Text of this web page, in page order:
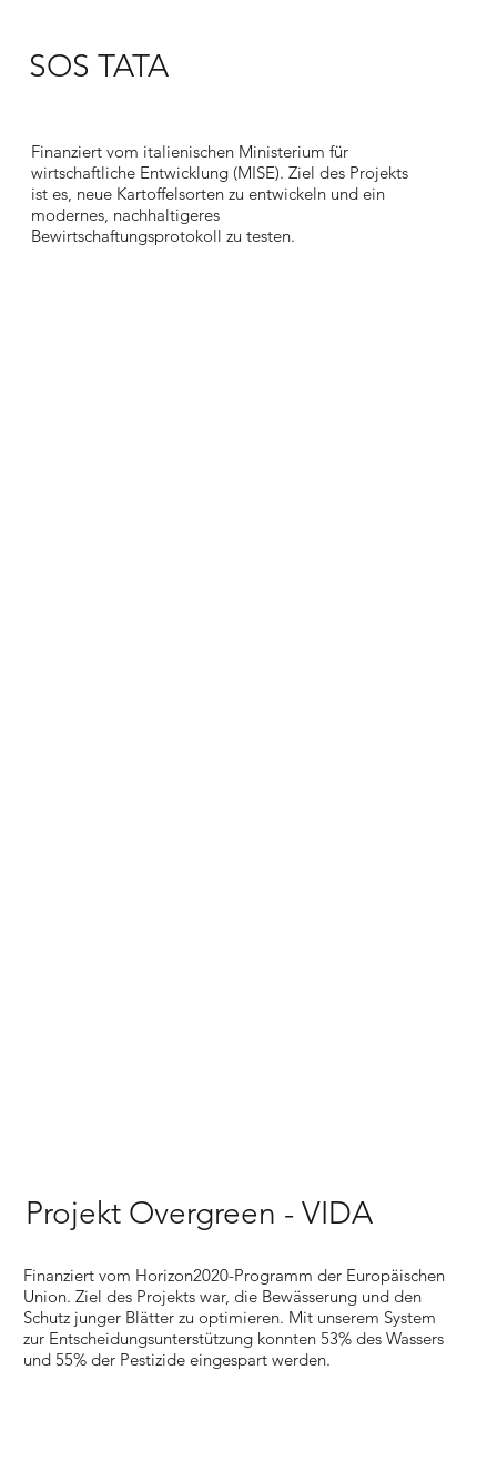
SOS TATA
Finanziert vom italienischen Ministerium für
wirtschaftliche Entwicklung (MISE). Ziel des Projekts
ist es, neue Kartoffelsorten zu entwickeln und ein
modernes, nachhaltigeres
Bewirtschaftungsprotokoll zu testen.
Projekt Overgreen - VIDA
Finanziert vom Horizon2020-Programm der Europäischen
Union. Ziel des Projekts war, die Bewässerung und den
Schutz junger Blätter zu optimieren. Mit unserem System
zur Entscheidungsunterstützung konnten 53% des Wassers
und 55% der Pestizide eingespart werden.